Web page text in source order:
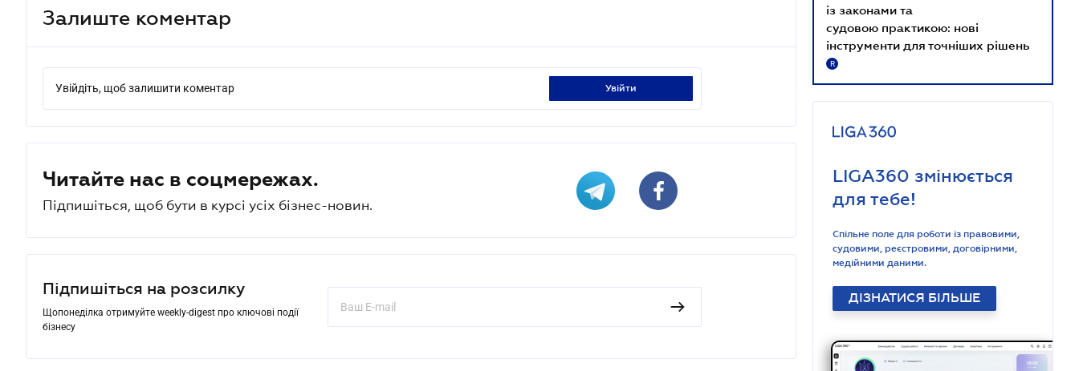
Залиште коментар
Увійдіть, щоб залишити коментар увійти
Читайте нас в соцмережах.
Підпишіться, щоб бути в курсі усіх бізнес-новин.
Підпишіться на розсилку
Щопонеділка отримуйте weekly-digest про ключові події
бізнесу
із законами та
судовою практикою: нові
інструменти для точніших рішень
R
LIGA360 змінюється
для тебе!
Спільне поле для роботи із правовими,
судовими, реєстровими, договірними,
медійними даними.
ДІЗНАТИСЯ БІЛЬШЕ